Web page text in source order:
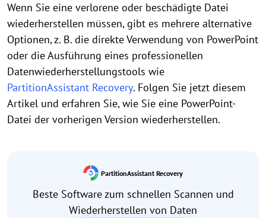
Wenn Sie eine verlorene oder beschädigte Datei
wiederherstellen müssen, gibt es mehrere alternative
Optionen, z. B. die direkte Verwendung von PowerPoint
oder die Ausführung eines professionellen
Datenwiederherstellungstools wie
PartitionAssistant Recovery. Folgen Sie jetzt diesem
Artikel und erfahren Sie, wie Sie eine PowerPoint-
Datei der vorherigen Version wiederherstellen.
PartitionAssistant Recovery
Beste Software zum schnellen Scannen und
Wiederherstellen von Daten